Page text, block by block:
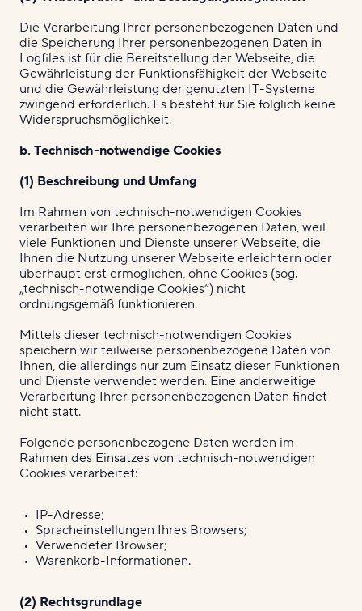
Die Verarbeitung Ihrer personenbezogenen Daten und
die Speicherung Ihrer personenbezogenen Daten in
Logfiles ist für die Bereitstellung der Webseite, die
Gewährleistung der Funktionsfähigkeit der Webseite
und die Gewährleistung der genutzten IT-Systeme
zwingend erforderlich. Es besteht für Sie folglich keine
Widerspruchsmöglichkeit.
b. Technisch-notwendige Cookies
(1) Beschreibung und Umfang
Im Rahmen von technisch-notwendigen Cookies
verarbeiten wir Ihre personenbezogenen Daten, weil
viele Funktionen und Dienste unserer Webseite, die
Ihnen die Nutzung unserer Webseite erleichtern oder
überhaupt erst ermöglichen, ohne Cookies (sog.
„technisch-notwendige Cookies“) nicht
ordnungsgemäß funktionieren.
Mittels dieser technisch-notwendigen Cookies
speichern wir teilweise personenbezogene Daten von
Ihnen, die allerdings nur zum Einsatz dieser Funktionen
und Dienste verwendet werden. Eine anderweitige
Verarbeitung Ihrer personenbezogenen Daten findet
nicht statt.
Folgende personenbezogene Daten werden im
Rahmen des Einsatzes von technisch-notwendigen
Cookies verarbeitet:
IP-Adresse;
Spracheinstellungen Ihres Browsers;
Verwendeter Browser;
Warenkorb-Informationen.
(2) Rechtsgrundlage